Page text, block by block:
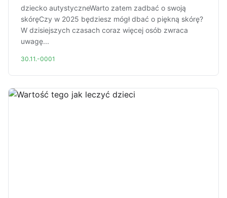
dziecko autystyczneWarto zatem zadbać o swoją
skóręCzy w 2025 będziesz mógł dbać o piękną skórę?
W dzisiejszych czasach coraz więcej osób zwraca
uwagę...
30.11.-0001